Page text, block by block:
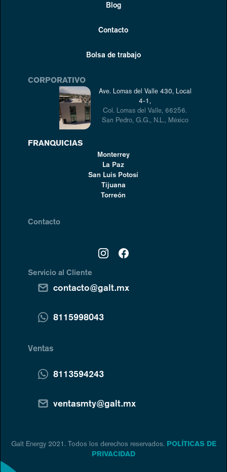
Blog
Contacto
Bolsa de trabajo
CORPORATIVO
Ave. Lomas del Valle 430, Local
4-1,
Col. Lomas del Valle, 66256.
San Pedro, G.G., N.L., México
FRANQUICIAS
Monterrey
La Paz
San Luis Potosí
Tijuana
Torreón
Contacto
Servicio al Cliente
contacto@galt.mx
8115998043
Ventas
8113594243
ventasmty@galt.mx
Galt Energy 2021. Todos los derechos reservados. POLÍTICAS DE
PRIVACIDAD